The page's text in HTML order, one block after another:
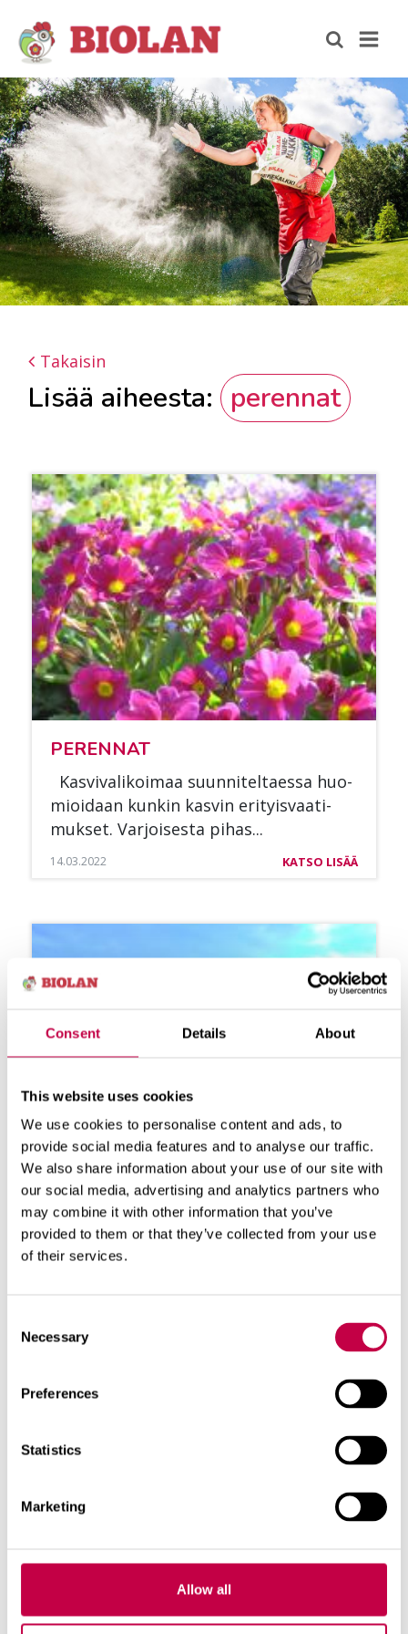
Consent Details About
This website uses cookies
We use cookies to personalise content and ads, to
provide social media features and to analyse our traffic.
We also share information about your use of our site with
our social media, advertising and analytics partners who
may combine it with other information that you’ve
provided to them or that they’ve collected from your use
of their services.
Selection
Necessary
Preferences
Statistics
Marketing
Allow all
Takaisin
Lisää aiheesta: perennat
PE­REN­NAT
Kas­vi­va­li­koi­maa suun­ni­tel­taes­sa huo­
mioi­daan kun­kin kas­vin eri­tyis­vaa­ti­
muk­set. Var­joi­ses­ta pi­has...
14.03.2022 KATSO LISÄÄ
VI­HER­KAT­TO UL­KO­RA­KEN­NUK­
SEEN
Vi­her­ka­ton te­ke­mi­nen esi­mer­kik­si
11.10.2018 KATSO LISÄÄ